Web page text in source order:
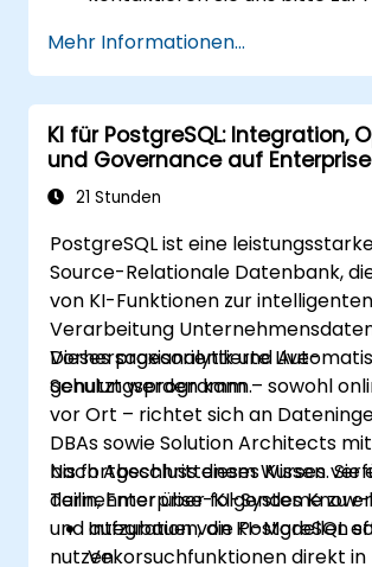
Mehr Informationen...
KI für PostgreSQL: Integration,
und Governance auf
21 Stunden
PostgreSQL ist eine
Source-Relationale Datenbank,
von KI-Funktionen zur intelligenten
Verarbeitung
Vorhersageanalytik und
genutzt werden kann.
Dieses praxisorientierte Live-
Schulungsprogramm – sowohl
vor Ort – richtet sich an
DBAs sowie Solution Architects
bis fortgeschrittenem Wissen. Sie
darin, Enterprise-KI-Systeme zu
und aufzubauen, die PostgreSQL
nutzen.
Nach Abschluss dieses Kurses
Teilnehmer über folgendes Know-
Integration von KI-Modellen
Vekorsuchfunktionen direkt in